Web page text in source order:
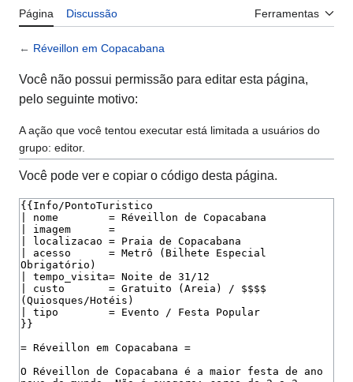
Página Discussão Ferramentas
← Réveillon em Copacabana
Você não possui permissão para editar esta página,
pelo seguinte motivo:
A ação que você tentou executar está limitada a usuários do
grupo: editor.
Você pode ver e copiar o código desta página.